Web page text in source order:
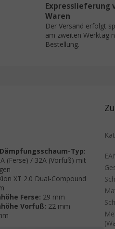
Expresslieferung
Waren
Der Versand erfolgt
am zweiten Werktag
Bestellung.
Typ:
(Ferse) / 32A (Vorfuß) mit
XT 2.0 Dual-Compound
Ferse: 29 mm
Vorfuß: 22 mm